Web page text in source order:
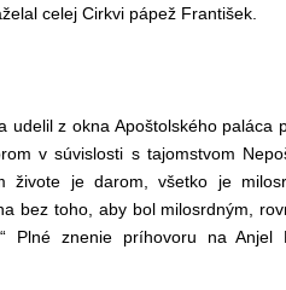
celej Cirkvi pápež František.
z okna Apoštolského paláca
v súvislosti s tajomstvom
živote je darom, všetko je
bez toho, aby bol milosrdným,
Plné znenie príhovoru na Anjel